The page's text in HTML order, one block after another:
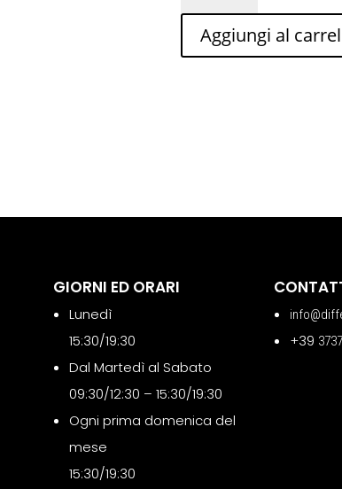
8
quantità
Aggiungi al
GIORNI ED ORARI
Lunedì
15:30/19:30
Dal Martedì al Sabato
09:30/12:30 – 15:30/19:30
Ogni prima domenica del
mese
15:30/19:30
+39